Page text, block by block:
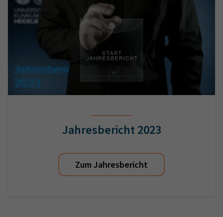
Jahresbericht 2023
Zum Jahresbericht